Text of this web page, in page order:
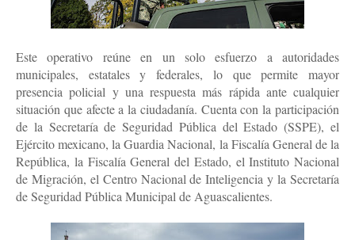
Este operativo reúne en un solo esfuerzo a autoridades
municipales, estatales y federales, lo que permite mayor
presencia policial y una respuesta más rápida ante cualquier
situación que afecte a la ciudadanía. Cuenta con la participación
de la Secretaría de Seguridad Pública del Estado (SSPE), el
Ejército mexicano, la Guardia Nacional, la Fiscalía General de la
República, la Fiscalía General del Estado, el Instituto Nacional
de Migración, el Centro Nacional de Inteligencia y la Secretaría
de Seguridad Pública Municipal de Aguascalientes.